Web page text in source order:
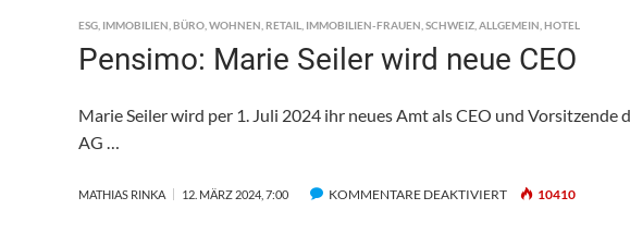
ESG IMMOBILIEN BÜRO WOHNEN RETAIL IMMOBILIEN-FRAUEN SCHWEIZ ALLGEMEIN HOTEL
Pensimo: Marie Seiler wird neue CEO
Marie Seiler wird per 1. Juli 2024 ihr neues Amt als CEO und
AG …
MATHIAS RINKA 12. MÄRZ 2024, 7:00 KOMMENTARE DEAKTIVIERTFÜR 10410